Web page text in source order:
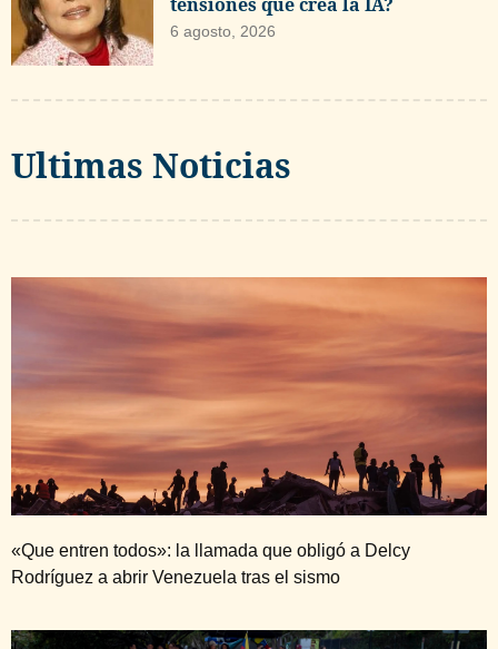
6 agosto, 2026
Ultimas Noticias
«Que entren todos»: la llamada que obligó a Delcy
Rodríguez a abrir Venezuela tras el sismo